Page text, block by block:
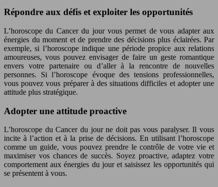
Répondre aux défis et exploiter les opportunités
L’horoscope du Cancer du jour vous permet de vous adapter aux
énergies du moment et de prendre des décisions plus éclairées. Par
exemple, si l’horoscope indique une période propice aux relations
amoureuses, vous pouvez envisager de faire un geste romantique
envers votre partenaire ou d’aller à la rencontre de nouvelles
personnes. Si l’horoscope évoque des tensions professionnelles,
vous pouvez vous préparer à des situations difficiles et adopter une
attitude plus stratégique.
Adopter une attitude proactive
L’horoscope du Cancer du jour ne doit pas vous paralyser. Il vous
incite à l’action et à la prise de décisions. En utilisant l’horoscope
comme un guide, vous pouvez prendre le contrôle de votre vie et
maximiser vos chances de succès. Soyez proactive, adaptez votre
comportement aux énergies du jour et saisissez les opportunités qui
se présentent à vous.